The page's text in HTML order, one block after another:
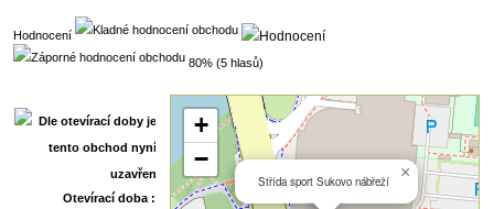
Hodnocení
80% (5 hlasů)
Otevírací doba :
Střída sport Sukovo nábřeží ×
+
−